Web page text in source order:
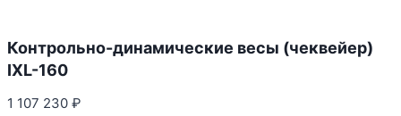
Контрольно-динамические весы (чеквейер)
IXL-160
1 107 230₽